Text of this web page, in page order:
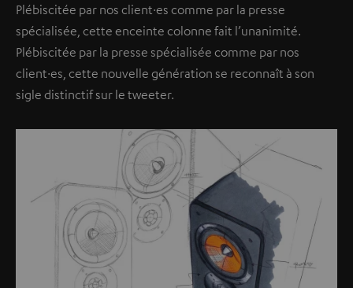
Plébiscitée par nos client·es comme par la presse
spécialisée, cette enceinte colonne fait l’unanimité.
Plébiscitée par la presse spécialisée comme par nos
client·es, cette nouvelle génération se reconnaît à son
sigle distinctif sur le tweeter.